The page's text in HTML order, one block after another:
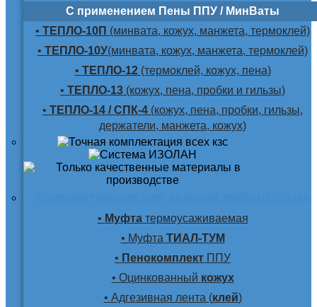
С применением Пены ППУ / МинВаты
• ТЕПЛО-10П (минвата, кожух, манжета, термоклей)
• ТЕПЛО-10У(минвата, кожух, манжета, термоклей)
• ТЕПЛО-12(термоклей, кожух, пена)
• ТЕПЛО-13 (кожух, пена, пробки и гильзы)
• ТЕПЛО-14 / СПК-4 (кожух, пена, пробки, гильзы,
держатели, манжета, кожух)
• Муфтатермоусаживаемая
• Муфта ТИАЛ-ТУМ
• Пенокомплект ППУ
• Оцинкованный кожух
• Адгезивная лента (клей)